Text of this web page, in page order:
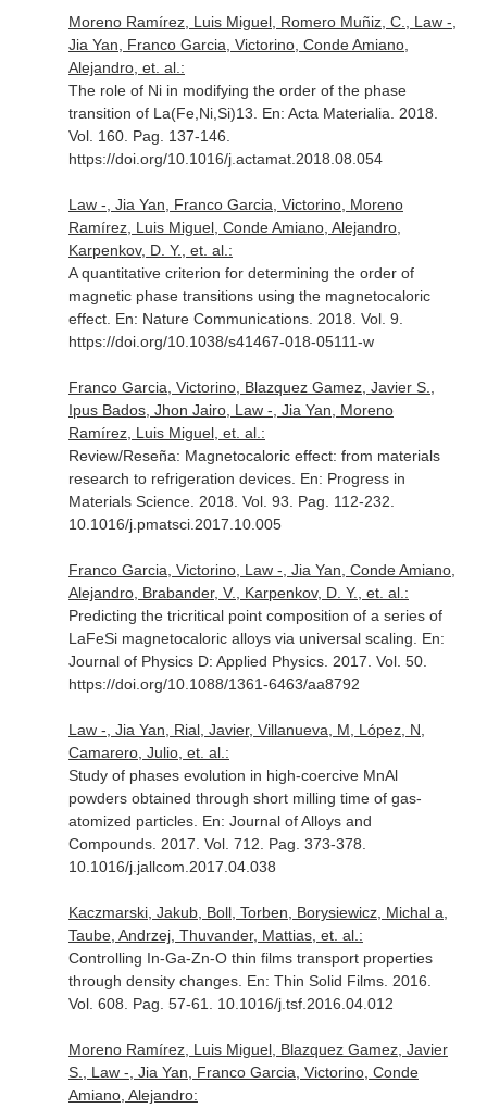
Moreno Ramírez, Luis Miguel, Romero Muñiz, C., Law -,
Jia Yan, Franco Garcia, Victorino, Conde Amiano,
Alejandro, et. al.:
The role of Ni in modifying the order of the phase
transition of La(Fe,Ni,Si)13. En: Acta Materialia . 2018.
Vol. 160. Pag. 137-146.
https://doi.org/10.1016/j.actamat.2018.08.054
Law -, Jia Yan, Franco Garcia, Victorino, Moreno
Ramírez, Luis Miguel, Conde Amiano, Alejandro,
Karpenkov, D. Y., et. al.:
A quantitative criterion for determining the order of
magnetic phase transitions using the magnetocaloric
effect. En: Nature Communications. 2018. Vol. 9.
https://doi.org/10.1038/s41467-018-05111-w
Franco Garcia, Victorino, Blazquez Gamez, Javier S.,
Ipus Bados, Jhon Jairo, Law -, Jia Yan, Moreno
Ramírez, Luis Miguel, et. al.:
Review/Reseña: Magnetocaloric effect: from materials
research to refrigeration devices. En: Progress in
Materials Science. 2018. Vol. 93. Pag. 112-232.
10.1016/j.pmatsci.2017.10.005
Franco Garcia, Victorino, Law -, Jia Yan, Conde Amiano,
Alejandro, Brabander, V., Karpenkov, D. Y., et. al.:
Predicting the tricritical point composition of a series of
LaFeSi magnetocaloric alloys via universal scaling. En:
Journal of Physics D: Applied Physics. 2017. Vol. 50.
https://doi.org/10.1088/1361-6463/aa8792
Law -, Jia Yan, Rial, Javier, Villanueva, M, López, N,
Camarero, Julio, et. al.:
Study of phases evolution in high-coercive MnAl
powders obtained through short milling time of gas-
atomized particles. En: Journal of Alloys and
Compounds. 2017. Vol. 712. Pag. 373-378.
10.1016/j.jallcom.2017.04.038
Kaczmarski, Jakub, Boll, Torben, Borysiewicz, Michal a,
Taube, Andrzej, Thuvander, Mattias, et. al.:
Controlling In-Ga-Zn-O thin films transport properties
through density changes. En: Thin Solid Films. 2016.
Vol. 608. Pag. 57-61. 10.1016/j.tsf.2016.04.012
Moreno Ramírez, Luis Miguel, Blazquez Gamez, Javier
S., Law -, Jia Yan, Franco Garcia, Victorino, Conde
Amiano, Alejandro: